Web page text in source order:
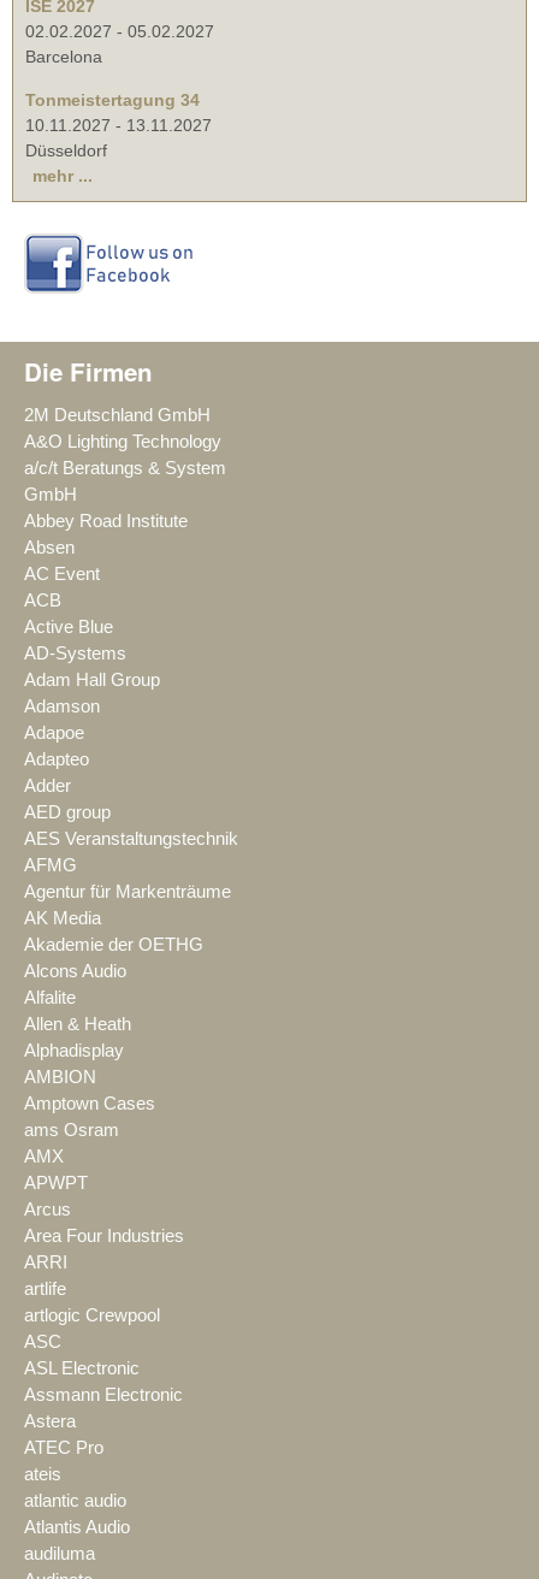
ISE 2027
02.02.2027 - 05.02.2027
Barcelona
Tonmeistertagung 34
10.11.2027 - 13.11.2027
Düsseldorf
mehr ...
Die Firmen
2M Deutschland GmbH
A&O Lighting Technology
a/c/t Beratungs & System
GmbH
Abbey Road Institute
Absen
AC Event
ACB
Active Blue
AD-Systems
Adam Hall Group
Adamson
Adapoe
Adapteo
Adder
AED group
AES Veranstaltungstechnik
AFMG
Agentur für Markenträume
AK Media
Akademie der OETHG
Alcons Audio
Alfalite
Allen & Heath
Alphadisplay
AMBION
Amptown Cases
ams Osram
AMX
APWPT
Arcus
Area Four Industries
ARRI
artlife
artlogic Crewpool
ASC
ASL Electronic
Assmann Electronic
Astera
ATEC Pro
ateis
atlantic audio
Atlantis Audio
audiluma